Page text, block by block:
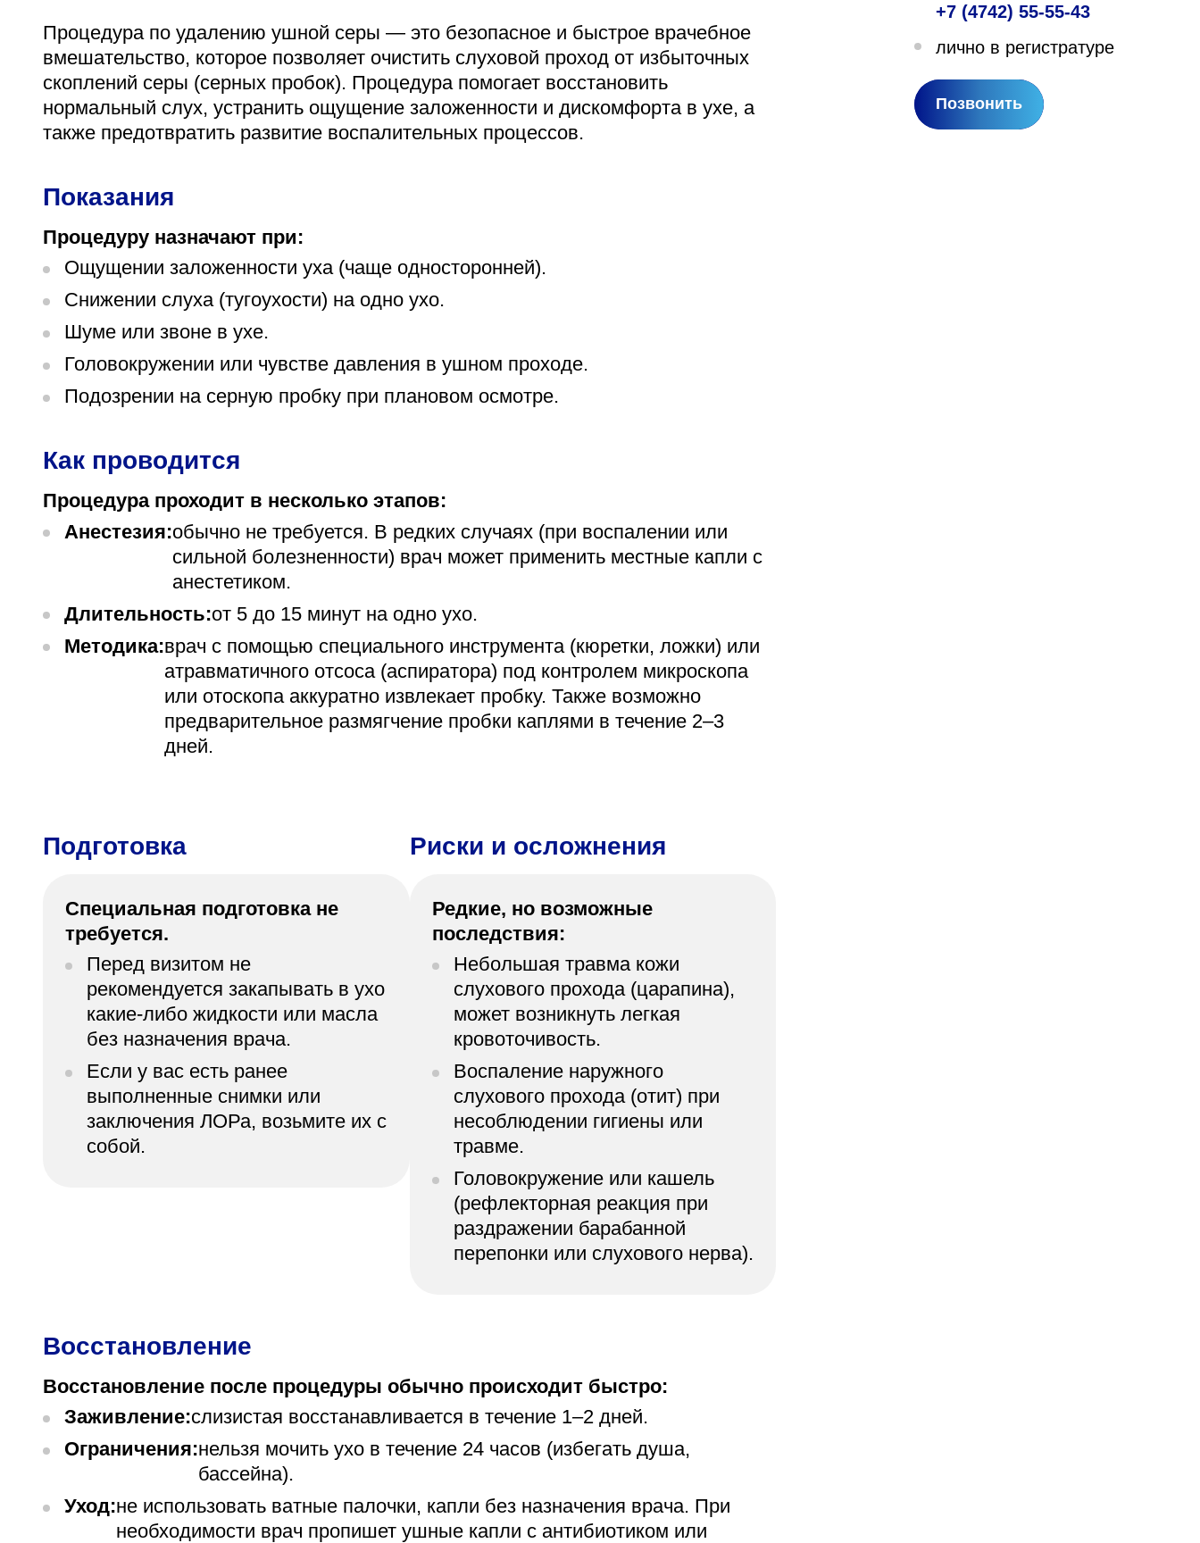
Адрес
398005, г. Липецк, пл. Металлургов, 1
Понедельник — пятница 7:30–20:00
Суббота 08:00–16:00
Регистратура
399000, г. Липецк, Плехановское лесничество,
Ленинский лесхоз, квартал 67
Понедельник — четверг
08:00–16:45
перерыв 12:00–12:30
Процедура по удалению ушной серы — это безопасное и быстрое врачебное
вмешательство, которое позволяет очистить слуховой проход от избыточных
скоплений серы (серных пробок). Процедура помогает восстановить
нормальный слух, устранить ощущение заложенности и дискомфорта в ухе, а
также предотвратить развитие воспалительных процессов.
Показания
Процедуру назначают при:
Ощущении заложенности уха (чаще односторонней).
Снижении слуха (тугоухости) на одно ухо.
Шуме или звоне в ухе.
Головокружении или чувстве давления в ушном проходе.
Подозрении на серную пробку при плановом осмотре.
Как проводится
Процедура проходит в несколько этапов:
Анестезия:обычно не требуется. В редких случаях (при воспалении или
сильной болезненности) врач может применить местные капли с
анестетиком.
Длительность:от 5 до 15 минут на одно ухо.
Методика:врач с помощью специального инструмента (кюретки, ложки) или
атравматичного отсоса (аспиратора) под контролем микроскопа
или отоскопа аккуратно извлекает пробку. Также возможно
предварительное размягчение пробки каплями в течение 2–3
дней.
Подготовка
Специальная подготовка не
требуется.
Перед визитом не
рекомендуется закапывать в ухо
какие-либо жидкости или масла
без назначения врача.
Если у вас есть ранее
выполненные снимки или
заключения ЛОРа, возьмите их с
собой.
Риски и осложнения
Редкие, но возможные
последствия:
Небольшая травма кожи
слухового прохода (царапина),
может возникнуть легкая
кровоточивость.
Воспаление наружного
слухового прохода (отит) при
несоблюдении гигиены или
травме.
Головокружение или кашель
(рефлекторная реакция при
раздражении барабанной
перепонки или слухового нерва).
Восстановление
Восстановление после процедуры обычно происходит быстро:
Заживление:слизистая восстанавливается в течение 1–2 дней.
Ограничения:нельзя мочить ухо в течение 24 часов (избегать душа,
бассейна).
Уход:не использовать ватные палочки, капли без назначения врача. При
необходимости врач пропишет ушные капли с антибиотиком или
+7 (4742) 55-55-43
лично в регистратуре
Позвонить